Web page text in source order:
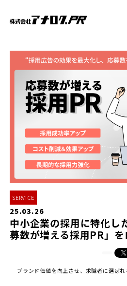
SERVICE
25.03.26
中小企業の採用に特化し
募数が増える採用PR」を
ブランド価値を向上させ、求職者に選ば